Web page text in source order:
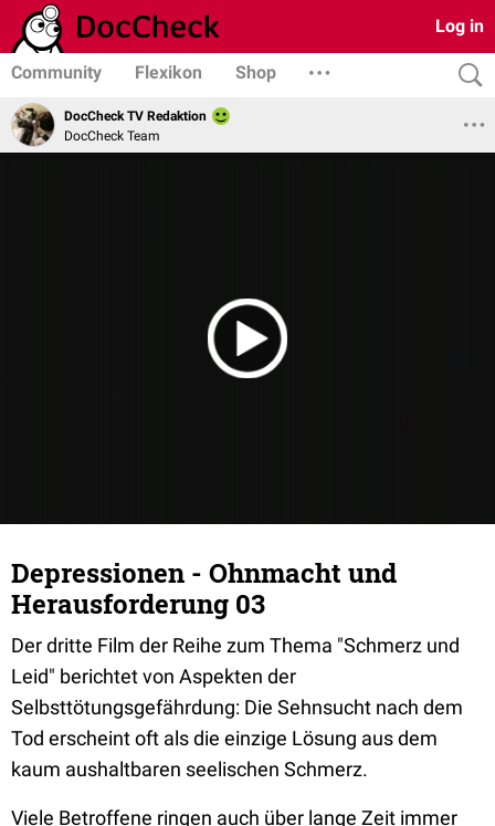
Log in
Community Flexikon Shop
DocCheck TV Redaktion
DocCheck Team
Depressionen - Ohnmacht und
Herausforderung 03
Der dritte Film der Reihe zum Thema "Schmerz und
Leid" berichtet von Aspekten der
Selbsttötungsgefährdung: Die Sehnsucht nach dem
Tod erscheint oft als die einzige Lösung aus dem
kaum aushaltbaren seelischen Schmerz.
Viele Betroffene ringen auch über lange Zeit immer